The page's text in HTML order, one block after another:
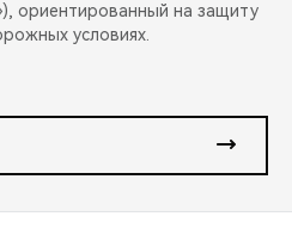
ориентированный на защиту
условиях.